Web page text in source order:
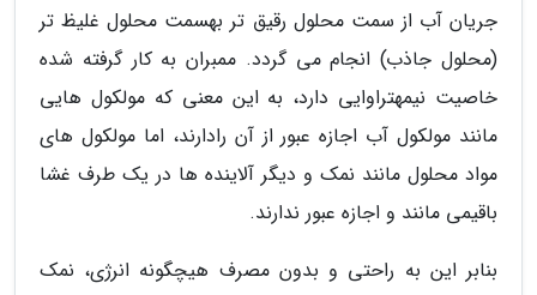
جریان آب از سمت محلول رقیق تر بهسمت محلول غلیظ تر
(محلول جاذب) انجام می گردد. ممبران به کار گرفته شده
خاصیت نیمهتراوایی دارد، به این معنی که مولکول هایی
مانند مولکول آب اجازه عبور از آن رادارند، اما مولکول های
مواد محلول مانند نمک و دیگر آلاینده ها در یک طرف غشا
باقیمی مانند و اجازه عبور ندارند.
بنابر این به راحتی و بدون مصرف هیچگونه انرژی، نمک